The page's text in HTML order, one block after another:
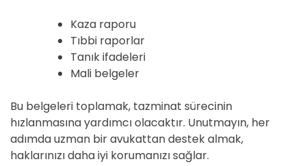
Kaza raporu
Tıbbi raporlar
Tanık ifadeleri
Mali belgeler
Bu belgeleri toplamak, tazminat sürecinin
hızlanmasına yardımcı olacaktır. Unutmayın, her
adımda uzman bir avukattan destek almak,
haklarınızı daha iyi korumanızı sağlar.